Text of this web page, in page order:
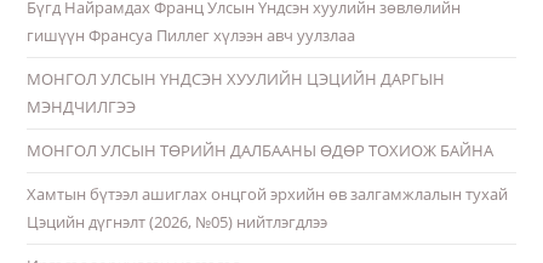
Бүгд Найрамдах Франц Улсын Үндсэн хуулийн зөвлөлийн
гишүүн Франсуа Пиллег хүлээн авч уулзлаа
МОНГОЛ УЛСЫН ҮНДСЭН ХУУЛИЙН ЦЭЦИЙН ДАРГЫН
МЭНДЧИЛГЭЭ
МОНГОЛ УЛСЫН ТӨРИЙН ДАЛБААНЫ ӨДӨР ТОХИОЖ БАЙНА
Хамтын бүтээл ашиглах онцгой эрхийн өв залгамжлалын тухай
Цэцийн дүгнэлт (2026, №05) нийтлэгдлээ